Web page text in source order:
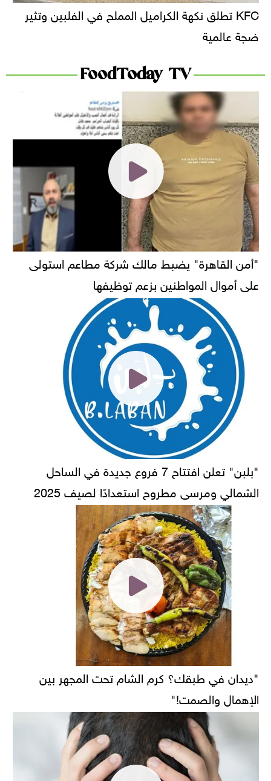
KFC تطلق نكهة الكراميل المملح في الفلبين وتثير
ضجة عالمية
FoodToday TV
"أمن القاهرة" يضبط مالك شركة مطاعم استولى
على أموال المواطنين بزعم توظيفها
"بلبن" تعلن افتتاح 7 فروع جديدة في الساحل
الشمالي ومرسى مطروح استعدادًا لصيف 2025
"ديدان في طبقك؟ كرم الشام تحت المجهر بين
الإهمال والصمت!"